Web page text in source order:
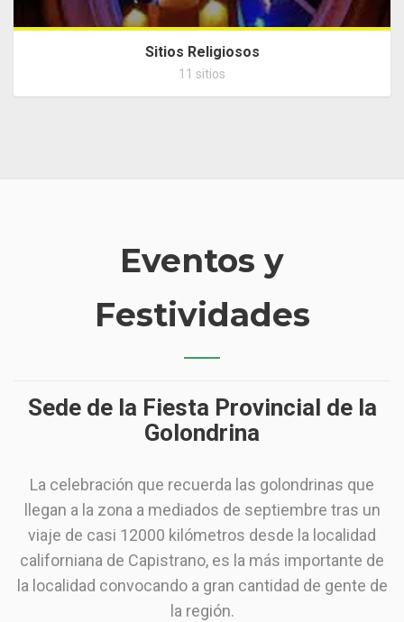
Sitios Religiosos
11 sitios
Eventos y
Festividades
Sede de la Fiesta Provincial de la
Golondrina
La celebración que recuerda las golondrinas que
llegan a la zona a mediados de septiembre tras un
viaje de casi 12000 kilómetros desde la localidad
californiana de Capistrano, es la más importante de
la localidad convocando a gran cantidad de gente de
la región.